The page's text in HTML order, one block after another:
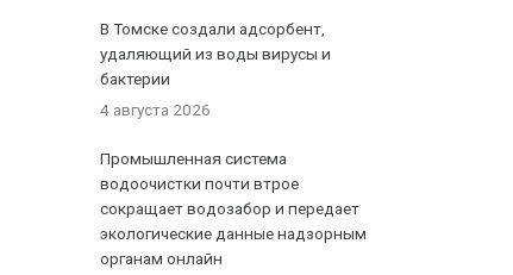
В Томске создали адсорбент,
удаляющий из воды вирусы и
бактерии
4 августа 2026
Промышленная система
водоочистки почти втрое
сокращает водозабор и передает
экологические данные надзорным
органам онлайн